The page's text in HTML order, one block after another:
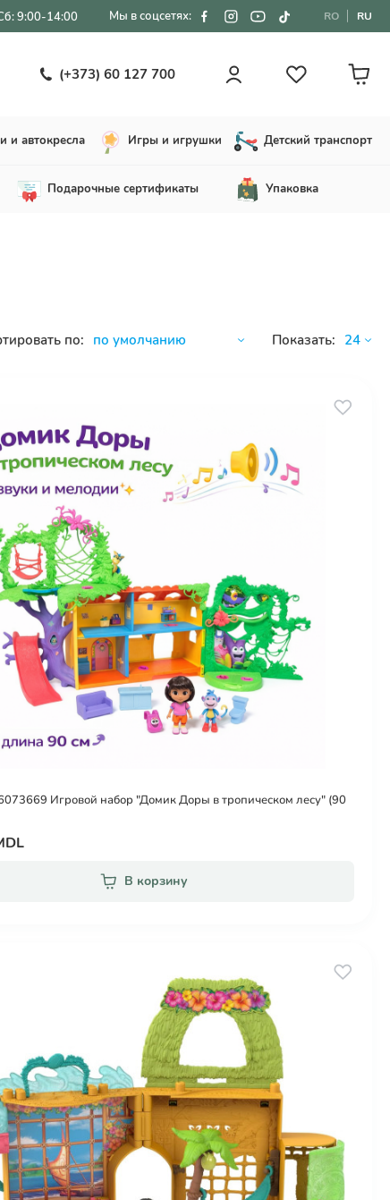
9:00-14:00 Мы в соцсетях: RO RU
(+373) 60 127 700
и автокресла Игры и игрушки Детский транспорт
Подарочные сертификаты Упаковка
по: Показать:
Игровой набор "Домик Доры в тропическом лесу" (90
В корзину